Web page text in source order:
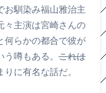
お馴染み福山雅治主
々主演は宮崎さんの
何らかの都合で彼が
う噂もある。これは
に有名な話だ。